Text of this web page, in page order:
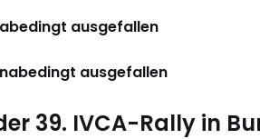
ausgefallen
ausgefallen
39. IVCA-Rally in